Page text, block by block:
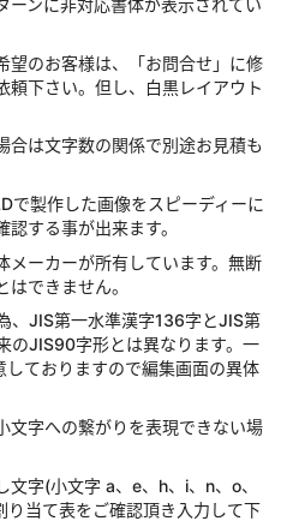
ーンに非対応書体が表示されてい
望のお客様は、「お問合せ」に修
頼下さい。但し、白黒レイアウト
合は文字数の関係で別途お見積も
で製作した画像をスピーディーに
する事が出来ます。
メーカーが所有しています。無断
できません。
、JIS第一水準漢字136字とJIS第
のJIS90字形とは異なります。一
ておりますので編集画面の異体
文字への繋がりを表現できない場
文字(小文字 a、e、h、i、n、o、
り当て表をご確認頂き入力して下